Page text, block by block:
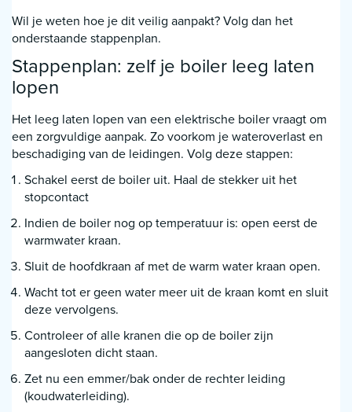
Wil je weten hoe je dit veilig aanpakt? Volg dan het
onderstaande stappenplan.
Stappenplan: zelf je boiler leeg laten
lopen
Het leeg laten lopen van een elektrische boiler vraagt om
een zorgvuldige aanpak. Zo voorkom je wateroverlast en
beschadiging van de leidingen. Volg deze stappen:
Schakel eerst de boiler uit. Haal de stekker uit het
stopcontact
Indien de boiler nog op temperatuur is: open eerst de
warmwater kraan.
Sluit de hoofdkraan af met de warm water kraan open.
Wacht tot er geen water meer uit de kraan komt en sluit
deze vervolgens.
Controleer of alle kranen die op de boiler zijn
aangesloten dicht staan.
Zet nu een emmer/bak onder de rechter leiding
(koudwaterleiding).